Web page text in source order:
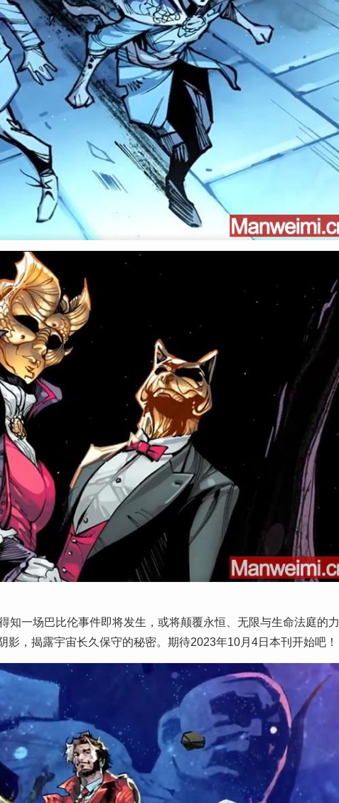
知一场巴比伦事件即将发生，或将颠覆永恒、无限与生命法庭的力
，揭露宇宙长久保守的秘密。期待2023年10月4日本刊开始吧！